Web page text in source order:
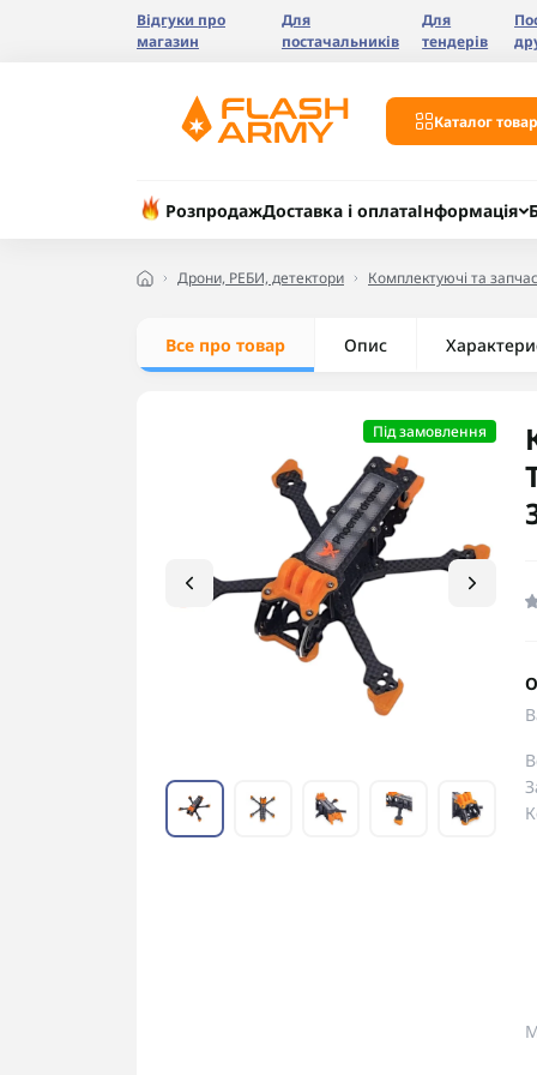
Відгуки про
магазин
Для
постачальників
Для
тендерів
Каталог
РозпродажДоставка і оплатаІнформація
Дрони, РЕБИ, детектори Комплектуючі та
Все про товар Опис
Під замовлення